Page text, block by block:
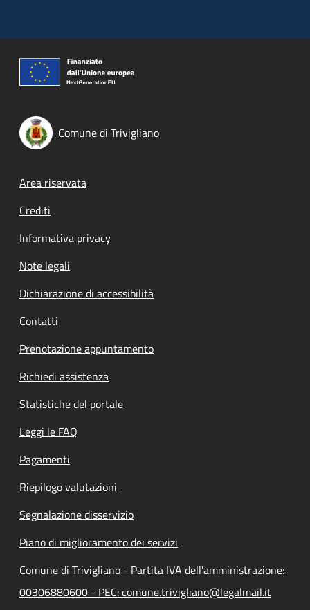
Comune di Trivigliano
Footer menu
Area riservata
Crediti
Informativa privacy
Note legali
Dichiarazione di accessibilità
Contatti
Prenotazione appuntamento
Richiedi assistenza
Statistiche del portale
Leggi le FAQ
Pagamenti
Riepilogo valutazioni
Segnalazione disservizio
Piano di miglioramento dei servizi
Comune di Trivigliano - Partita IVA dell'amministrazione:
00306880600 - PEC: comune.trivigliano@legalmail.it